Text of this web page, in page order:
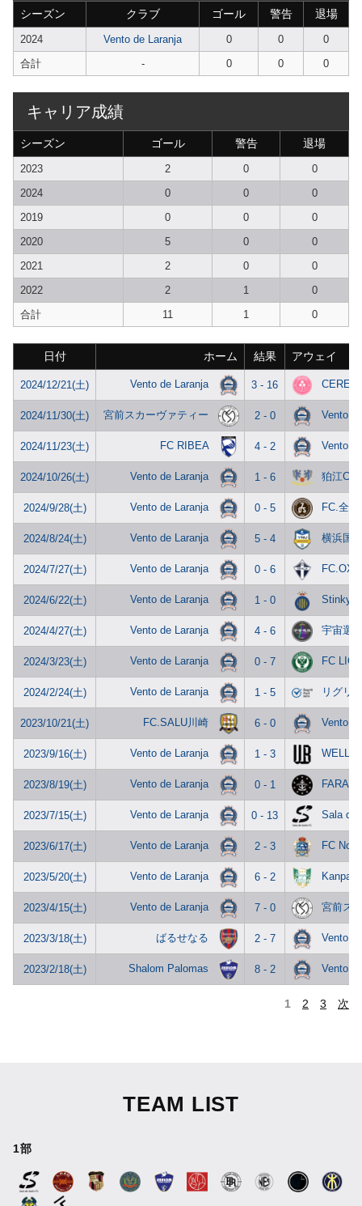
シーズン クラブ ゴール 警告 退場
2024 Vento de Laranja 0 0
0
合計
- 0 0 0
キャリア成績
シーズン ゴール 警告 退場
2023 2 0
0
2024
0 0
0
2019
0 0
0
2020
5 0
0
2021
2 0
0
2022
2 1
0
合計
11 1 0
日付 ホーム 結果 アウェイ
2024/12/21(土) Vento de Laranja 3 - 16
2024/11/30(土) 宮前スカーヴァティー 2 - 0 Vento
2024/11/23(土) FC RIBEA 4 - 2 Vento
2024/10/26(土) Vento de Laranja 1 - 6 狛江
2024/9/28(土) Vento de Laranja 0 - 5 FC.全力
2024/8/24(土) Vento de Laranja 5 - 4 横浜国
2024/7/27(土) Vento de Laranja 0 - 6
2024/6/22(土) Vento de Laranja 1 - 0 Stinky
2024/4/27(土) Vento de Laranja 4 - 6 宇宙選
2024/3/23(土) Vento de Laranja 0 - 7 FC
2024/2/24(土) Vento de Laranja 1 - 5 リグリ
2023/10/21(土) FC.SALU川崎 6 - 0 Vento
2023/9/16(土) Vento de Laranja 1 - 3 WELL-
2023/8/19(土) Vento de Laranja 0 - 1
2023/7/15(土) Vento de Laranja 0 - 13 Sala de
2023/6/17(土) Vento de Laranja 2 - 3 FC No.1
2023/5/20(土) Vento de Laranja 6 - 2 Kanpai
2023/4/15(土) Vento de Laranja 7 - 0 宮前ス
2023/3/18(土) ばるせなる 2 - 7 Vento
2023/2/18(土) Shalom Palomas 8 - 2 Vento
1 2 3 次
TEAM LIST
1部